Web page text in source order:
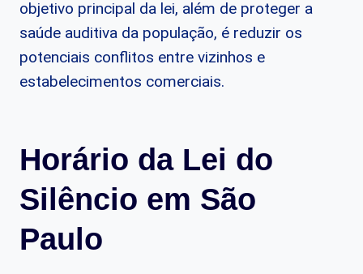
objetivo principal da lei, além de proteger a
saúde auditiva da população, é reduzir os
potenciais conflitos entre vizinhos e
estabelecimentos comerciais.
Horário da Lei do
Silêncio em São
Paulo